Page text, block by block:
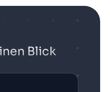
Blick